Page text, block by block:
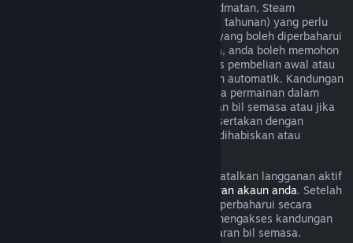
Untuk sesetengah kandungan dan perkhidmatan, Steam
menawarkan akses berkala (cth. bulanan, tahunan) yang perlu
dibayar secara berulang. Jika langganan yang boleh diperbaharui
tidak digunakan dalam kitaran bil semasa, anda boleh memohon
bayaran balik dalam masa 48 jam selepas pembelian awal atau
dalam masa 48 jam selepas pembaharuan automatik. Kandungan
dianggap telah digunakan jika mana-mana permainan dalam
langganan telah dimainkan semasa kitaran bil semasa atau jika
mana-mana faedah atau diskaun yang disertakan dengan
langganan telah digunakan, diubah suai, dihabiskan atau
Harap maklum bahawa anda boleh membatalkan langganan aktif
butiran akaun anda. Setelah
dibatalkan, langganan anda tidak akan diperbaharui secara
automatik lagi, tetapi anda masih boleh mengakses kandungan
dan faedah langganan sehingga akhir kitaran bil semasa.